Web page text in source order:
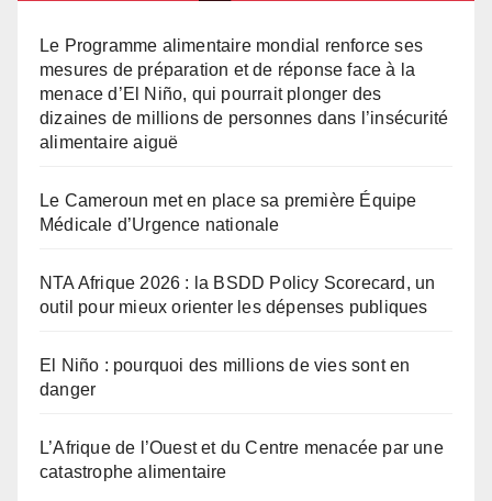
Le Programme alimentaire mondial renforce ses
mesures de préparation et de réponse face à la
menace d’El Niño, qui pourrait plonger des
dizaines de millions de personnes dans l’insécurité
alimentaire aiguë
Le Cameroun met en place sa première Équipe
Médicale d’Urgence nationale
NTA Afrique 2026 : la BSDD Policy Scorecard, un
outil pour mieux orienter les dépenses publiques
El Niño : pourquoi des millions de vies sont en
danger
L’Afrique de l’Ouest et du Centre menacée par une
catastrophe alimentaire